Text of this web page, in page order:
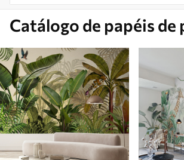
Catálogo de papéis de